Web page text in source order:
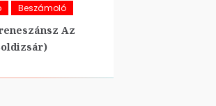
Beszámoló
Az